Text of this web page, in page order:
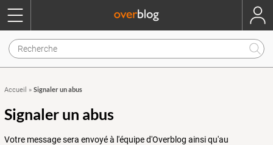
Accueil » Signaler un abus
Signaler un abus
Votre message sera envoyé à l'équipe d'Overblog ainsi qu'au